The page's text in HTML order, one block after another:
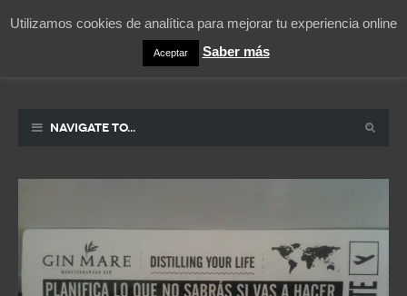
La vida contada en un sueño
Navigate to...
Utilizamos cookies de analítica para mejorar tu experiencia online
Aceptar Saber más